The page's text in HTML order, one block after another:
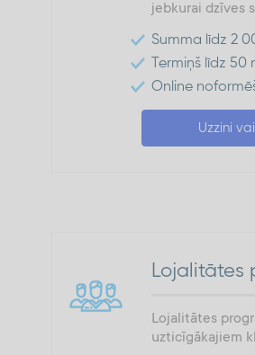
jebkurai dzīves
Summa līdz 2
Termiņš līdz 50
Online
Uzzini
Lojalitātes
Lojalitātes
uzticīgākajiem